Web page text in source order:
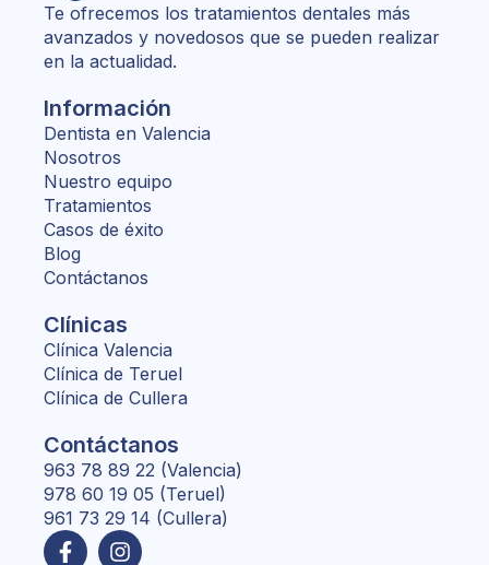
Te ofrecemos los tratamientos dentales más
avanzados y novedosos que se pueden realizar
en la actualidad.
Información
Dentista en Valencia
Nosotros
Nuestro equipo
Tratamientos
Casos de éxito
Blog
Contáctanos
Clínicas
Clínica Valencia
Clínica de Teruel
Clínica de Cullera
Contáctanos
963 78 89 22 (Valencia)
978 60 19 05 (Teruel)
961 73 29 14 (Cullera)